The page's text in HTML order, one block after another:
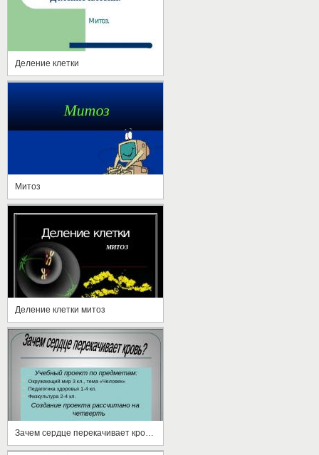
Деление клетки
Митоз
Деление клетки митоз